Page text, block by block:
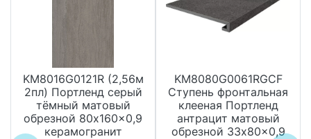
KM8016G0121R (2,56м
2пл) Портленд серый
тёмный матовый
обрезной 80x160x0,9
керамогранит
KM8080G0061RGCF
Ступень фронтальная
клееная Портленд
антрацит матовый
обрезной 33x80x0,9